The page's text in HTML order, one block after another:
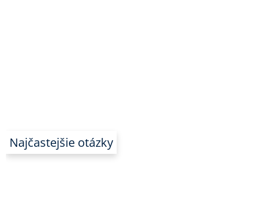
Najčastejšie otázky